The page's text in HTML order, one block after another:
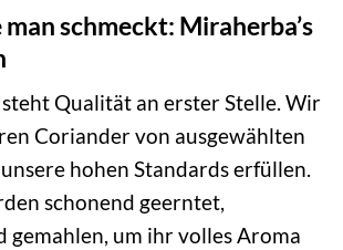
schmeckt: Miraherba’s
Qualität an erster Stelle. Wir
Coriander von ausgewählten
hohen Standards erfüllen.
schonend geerntet,
gemahlen, um ihr volles Aroma